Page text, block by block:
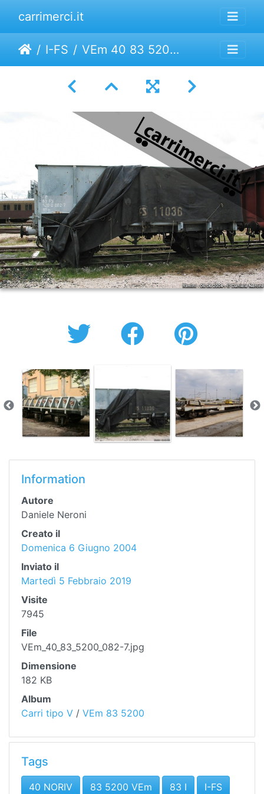
carrimerci.it
I-FS VEm 40 83 5200 082-7 | I-FS
Information
Autore
Daniele Neroni
Creato il
Domenica 6 Giugno 2004
Inviato il
Martedì 5 Febbraio 2019
Visite
7945
File
VEm_40_83_5200_082-7.jpg
Dimensione
182 KB
Album
Carri tipo V / VEm 83 5200
Tags
40 NORIV 83 5200 VEm 83 I I-FS